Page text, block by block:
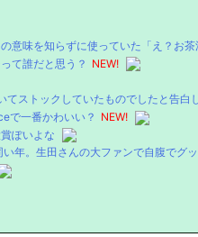
意味を知らずに使っていた「え？お
て誰だと思う？ NEW!
てストックしていたものでしたと告白
で一番かわいい？ NEW!
ぽいよな
年。生田さんの大ファンで自腹でグ